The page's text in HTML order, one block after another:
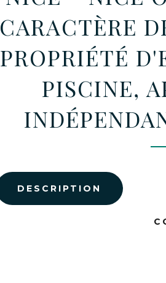
CARACTÈRE
PROPRIÉTÉ
PISCINE,
DESCRIPTION